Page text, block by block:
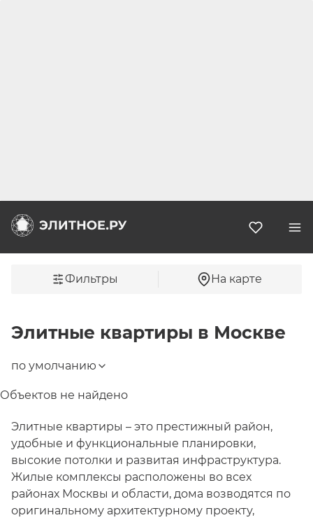
Фильтры На карте
Элитные квартиры в Москве
по умолчанию
Объектов не найдено
Элитные квартиры – это престижный район,
удобные и функциональные планировки,
высокие потолки и развитая инфраструктура.
Жилые комплексы расположены во всех
районах Москвы и области, дома возводятся по
оригинальному архитектурному проекту,